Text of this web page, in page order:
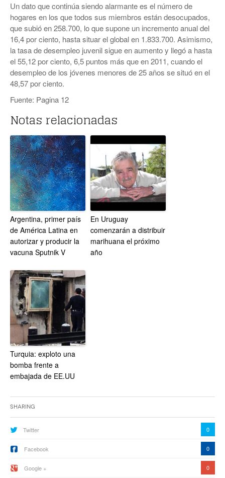
Un dato que continúa siendo alarmante es el número de
hogares en los que todos sus miembros están desocupados,
que subió en 258.700, lo que supone un incremento anual del
16,4 por ciento, hasta situar el global en 1.833.700. Asimismo,
la tasa de desempleo juvenil sigue en aumento y llegó a hasta
el 55,12 por ciento, 6,5 puntos más que en 2011, cuando el
desempleo de los jóvenes menores de 25 años se situó en el
48,57 por ciento.
Fuente: Pagina 12
Notas relacionadas
Argentina, primer país
de América Latina en
autorizar y producir la
vacuna Sputnik V
En Uruguay
comenzarán a distribuir
marihuana el próximo
año
Turquia: exploto una
bomba frente a
embajada de EE.UU
Sharing
Twitter 0
Facebook 0
Google + 0